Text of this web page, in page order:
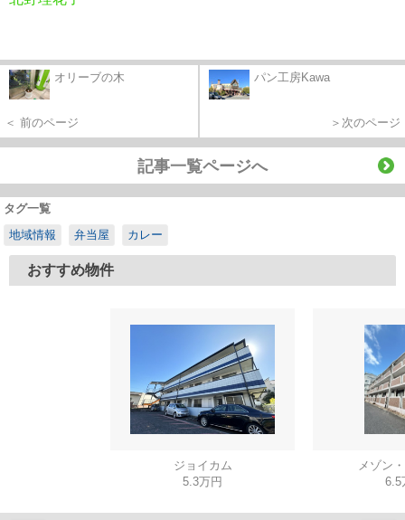
オリーブの木
＜ 前のページ
パン工房Kawa
＞次のページ
記事一覧ページへ
タグ一覧
地域情報
弁当屋 カレー
おすすめ物件
ジョイカム
5.3万円
メゾン
6.5